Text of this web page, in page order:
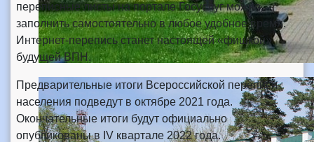
переписные листы на портале Госуслуг можно
заполнить самостоятельно в любое удобное время.
Интернет-перепись станет настоящей «фишкой»
будущей ВПН.
Предварительные итоги Всероссийской переписи
населения подведут в октябре 2021 года.
Окончательные итоги будут официально
опубликованы в IV квартале 2022 года.